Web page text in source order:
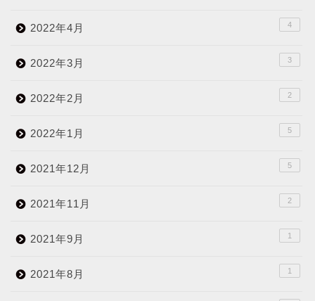
2022年4月 4
2022年3月 3
2022年2月 2
2022年1月 5
2021年12月 5
2021年11月 2
2021年9月 1
2021年8月 1